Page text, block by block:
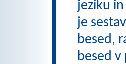
jeziku
je
besed,
besed